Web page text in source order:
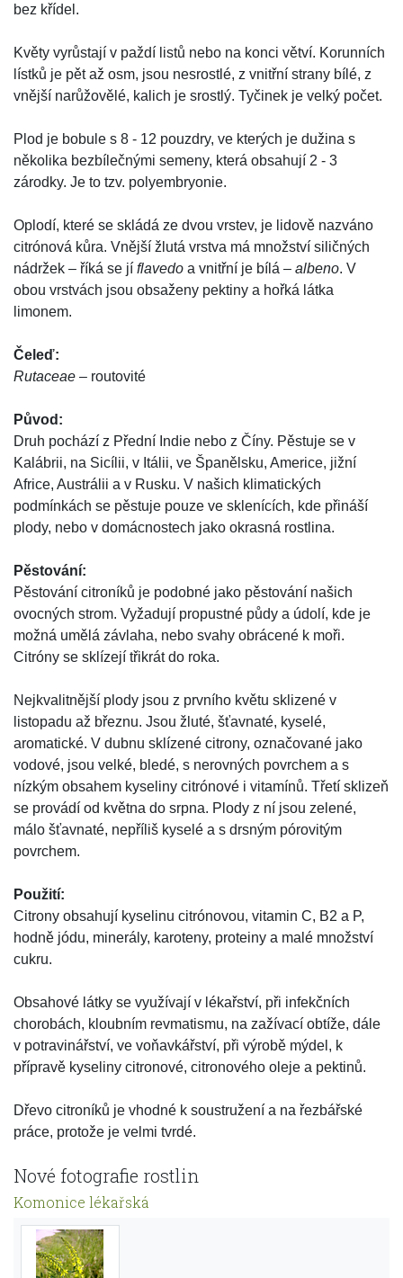
bez křídel.
Květy vyrůstají v paždí listů nebo na konci větví. Korunních
lístků je pět až osm, jsou nesrostlé, z vnitřní strany bílé, z
vnější narůžovělé, kalich je srostlý. Tyčinek je velký počet.
Plod je bobule s 8 - 12 pouzdry, ve kterých je dužina s
několika bezbílečnými semeny, která obsahují 2 - 3
zárodky. Je to tzv. polyembryonie.
Oplodí, které se skládá ze dvou vrstev, je lidově nazváno
citrónová kůra. Vnější žlutá vrstva má množství siličných
nádržek – říká se jí flavedo a vnitřní je bílá – albeno. V
obou vrstvách jsou obsaženy pektiny a hořká látka
limonem.
Čeleď:
Rutaceae – routovité
Původ:
Druh pochází z Přední Indie nebo z Číny. Pěstuje se v
Kalábrii, na Sicílii, v Itálii, ve Španělsku, Americe, jižní
Africe, Austrálii a v Rusku. V našich klimatických
podmínkách se pěstuje pouze ve sklenících, kde přináší
plody, nebo v domácnostech jako okrasná rostlina.
Pěstování:
Pěstování citroníků je podobné jako pěstování našich
ovocných strom. Vyžadují propustné půdy a údolí, kde je
možná umělá závlaha, nebo svahy obrácené k moři.
Citróny se sklízejí třikrát do roka.
Nejkvalitnější plody jsou z prvního květu sklizené v
listopadu až březnu. Jsou žluté, šťavnaté, kyselé,
aromatické. V dubnu sklízené citrony, označované jako
vodové, jsou velké, bledé, s nerovných povrchem a s
nízkým obsahem kyseliny citrónové i vitamínů. Třetí sklizeň
se provádí od května do srpna. Plody z ní jsou zelené,
málo šťavnaté, nepříliš kyselé a s drsným pórovitým
povrchem.
Použití:
Citrony obsahují kyselinu citrónovou, vitamin C, B2 a P,
hodně jódu, minerály, karoteny, proteiny a malé množství
cukru.
Obsahové látky se využívají v lékařství, při infekčních
chorobách, kloubním revmatismu, na zažívací obtíže, dále
v potravinářství, ve voňavkářství, při výrobě mýdel, k
přípravě kyseliny citronové, citronového oleje a pektinů.
Dřevo citroníků je vhodné k soustružení a na řezbářské
práce, protože je velmi tvrdé.
Nové fotografie rostlin
Komonice lékařská